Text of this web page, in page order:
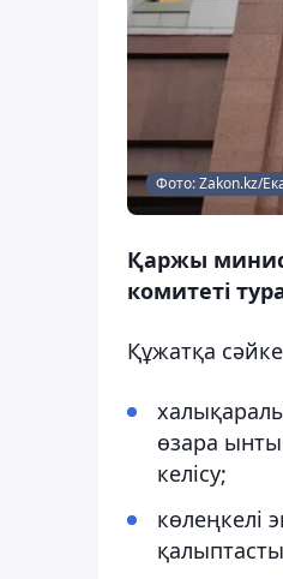
Фото: Zakon.kz/
Қаржы
комитеті
Құжатқа
өзара
келісу;
көлеңкелі